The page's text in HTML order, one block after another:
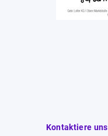
Kontaktiere uns